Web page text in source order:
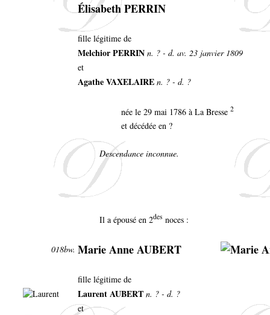
Élisabeth PERRIN
fille légitime de
Melchior PERRIN n. ? - d. av. 23 janvier 1809
et
Agathe VAXELAIRE n. ? - d. ?
née le 29 mai 1786 à La Bresse 2
et décédée en ?
Descendance inconnue.
Il a épousé en 2des noces :
018bw. Marie Anne AUBERT
fille légitime de
Laurent AUBERT n. ? - d. ?
et